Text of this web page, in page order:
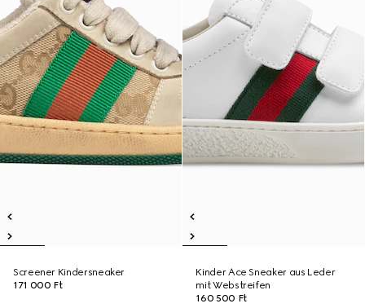
Screener Kindersneaker
171 000 Ft
Kinder Ace Sneaker aus Leder
mit Webstreifen
160 500 Ft